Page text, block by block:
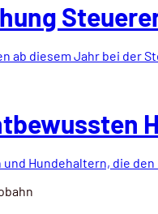
ab diesem Jahr bei der
Hundehaltern, die